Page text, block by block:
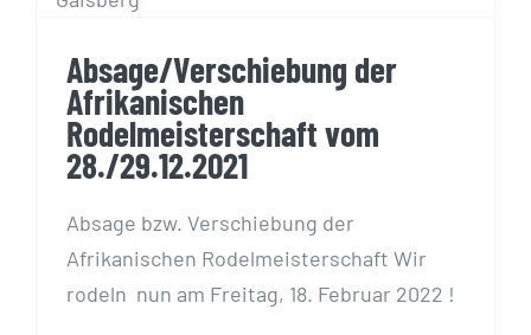
Rodelmeisterschaft vom
28./29.12.2021
Absage/Verschiebung der
Afrikanischen
Rodelmeisterschaft vom
28./29.12.2021
Absage bzw. Verschiebung der
Afrikanischen Rodelmeisterschaft Wir
rodeln nun am Freitag, 18. Februar 2022 !